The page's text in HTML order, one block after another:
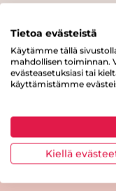
Tästä merkistä
Sydänmerkki-
Takaisin ylös
Tietoa evästeistä
Käytämme tällä
mahdollisen toiminnan.
evästeasetuksiasi tai
käyttämistämme
Kiellä